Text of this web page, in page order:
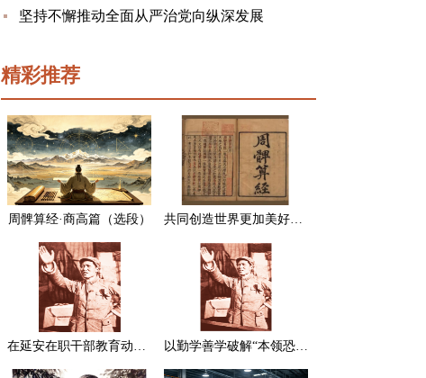
向前进 凝心聚力奋进新征程建功新时代谱写新
坚持不懈推动全面从严治党向纵深发展
精彩推荐
周髀算经·商高篇（选段） 共同创造世界更加美好的未来
在延安在职干部教育动员大会上的讲话（节选） 以勤学善学破解“本领恐慌”